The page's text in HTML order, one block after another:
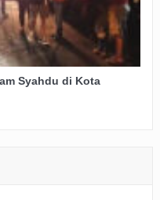
Syahdu di Kota